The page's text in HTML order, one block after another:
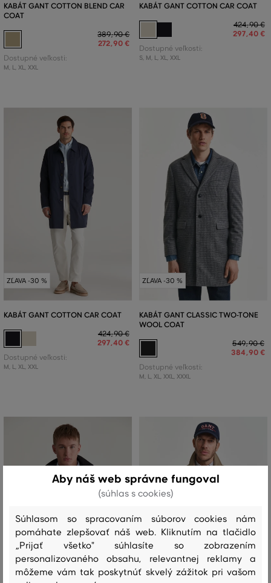
KABÁT GANT COTTON BLEND CAR
COAT
389,90 €
272,90 €
Dostupné veľkosti:
M, L, XL, XXL
KABÁT GANT COTTON CAR COAT
424,90 €
297,40 €
Dostupné veľkosti:
S, M, L, XL, XXL
ZĽAVA -30 %
KABÁT GANT COTTON CAR COAT
424,90 €
297,40 €
Dostupné veľkosti:
M, L, XL, XXL
ZĽAVA -30 %
KABÁT GANT CLASSIC TWO-TONE
WOOL COAT
549,90 €
384,90 €
Dostupné veľkosti:
M, L, XL, XXL, XXXL
Aby náš web správne fungoval
(súhlas s cookies)
Súhlasom so spracovaním súborov cookies nám
pomáhate zlepšovať náš web. Kliknutím na tlačidlo
„Prijať všetko" súhlasíte so zobrazením
personalizovaného obsahu, relevantnej reklamy a
môžeme vám tak poskytnúť skvelý zážitok pri vašom